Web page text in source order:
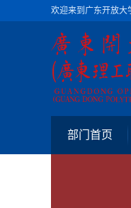
欢迎来到广东开放大
部门首页